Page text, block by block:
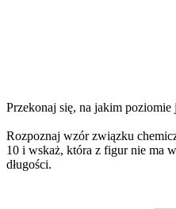
Przekonaj się, na jakim poziomie
Rozpoznaj wzór związku
10 i wskaż, która z figur nie ma
długości.